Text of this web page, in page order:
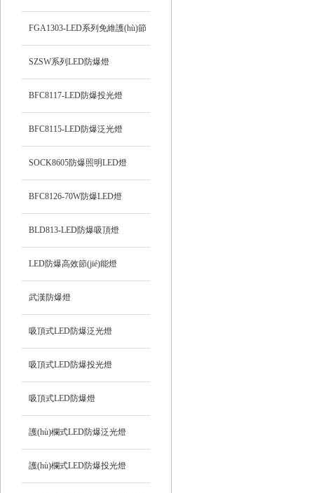
(jié)能防爆燈
FGA1303-LED系列免維護(hù)節
(jié)能防爆燈
SZSW系列LED防爆燈
BFC8117-LED防爆投光燈
BFC8115-LED防爆泛光燈
SOCK8605防爆照明LED燈
BFC8126-70W防爆LED燈
BLD813-LED防爆吸頂燈
LED防爆高效節(jié)能燈
武漢防爆燈
吸頂式LED防爆泛光燈
吸頂式LED防爆投光燈
吸頂式LED防爆燈
護(hù)欄式LED防爆泛光燈
HRD92
護(hù)欄式LED防爆投光燈